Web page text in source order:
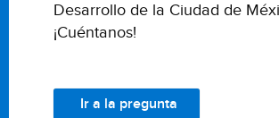
Desarrollo de la Ciudad de
¡Cuéntanos!
Ir a la pregunta